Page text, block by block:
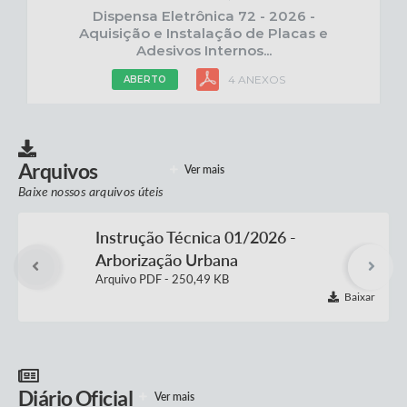
Dispensa Eletrônica 72 - 2026 -
Aquisição e Instalação de Placas e
Adesivos Internos...
ABERTO 4 ANEXOS
Pregão Eletrônico 86 - 2026 -
Aquisição de materiais ambulatoriais
Arquivos
Baixe nossos arquivos úteis
Ver mais
Instrução Técnica 01/2026 -
Arborização Urbana
PDF 250,49 KB
Baixar
Diário Oficial Ver mais